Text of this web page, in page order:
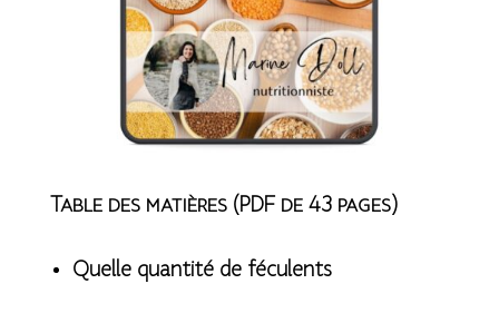
Table des matières (PDF de 43 pages)
Quelle quantité de féculents